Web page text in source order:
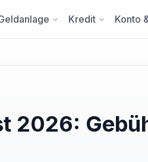
Kredit Konto
2026: